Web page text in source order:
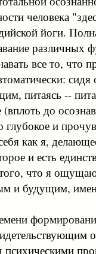
человека
йоги.
различных
все то, что
сидя
питаясь --
(вплоть до
глубокое и
как я,
и есть
что я
и будущим,
о